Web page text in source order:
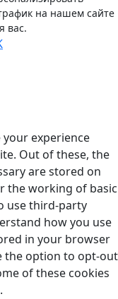
на нашем сайте
вас.
experience
Out of these, the
are stored on
the working of basic
use third-party
how you use
in your browser
the option to opt-out
of these cookies